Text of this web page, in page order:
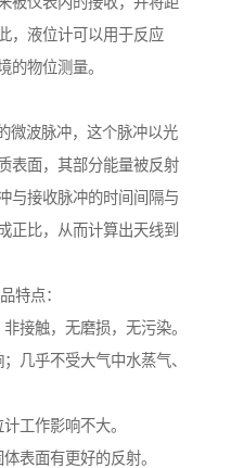
，液位计可以用于反应
的物位测量。
微波脉冲，这个脉冲以光
表面，其部分能量被反射
与接收脉冲的时间间隔与
正比，从而计算出天线到
特点：
接触，无磨损，无污染。
几乎不受大气中水蒸气、
工作影响不大。
表面有更好的反射。